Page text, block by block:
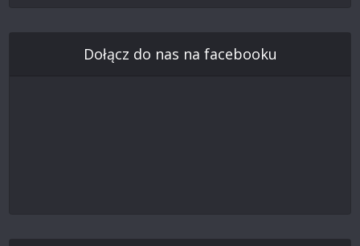
Dołącz do nas na facebooku